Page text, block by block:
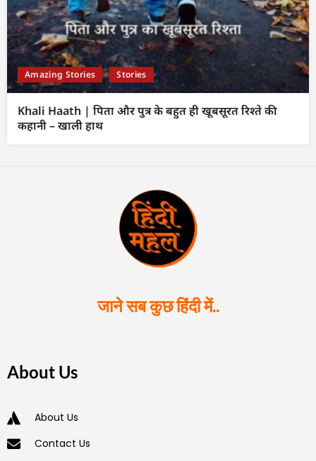
Amazing Stories Stories
Khali Haath | पिता और पुत्र के बहुत ही खूबसूरत रिश्ते की
कहानी – खाली हाथ
जाने सब कुछ हिंदी में..
About Us
About Us
Contact Us